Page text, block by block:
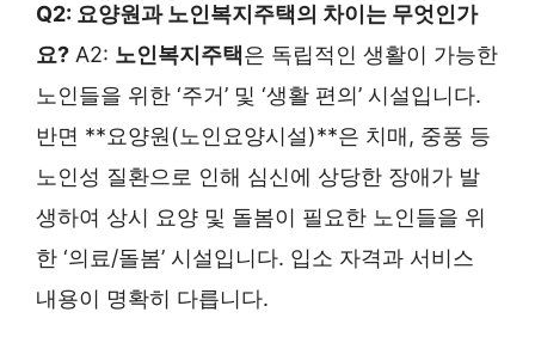
Q2: 요양원과 노인복지주택의 차이는 무엇인가
요? A2: 노인복지주택은 독립적인 생활이 가능한
노인들을 위한 ‘주거’ 및 ‘생활 편의’ 시설입니다.
반면 **요양원(노인요양시설)**은 치매, 중풍 등
노인성 질환으로 인해 심신에 상당한 장애가 발
생하여 상시 요양 및 돌봄이 필요한 노인들을 위
한 ‘의료/돌봄’ 시설입니다. 입소 자격과 서비스
내용이 명확히 다릅니다.